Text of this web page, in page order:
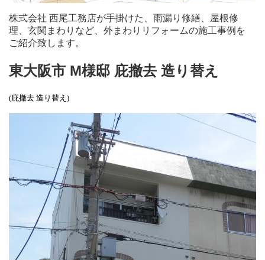
株式会社 西尾工務店が手掛けた、雨漏り修繕、屋根修
理、玄関まわりなど、外まわりリフォームの施工事例を
ご紹介致します。
東大阪市 M様邸 庇撤去 造り替え
(庇撤去 造り替え)